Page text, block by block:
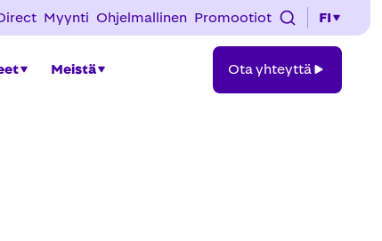
Myynti Ohjelmallinen Promootiot FI
Meistä
yhteyttä
Ota yhteyttä